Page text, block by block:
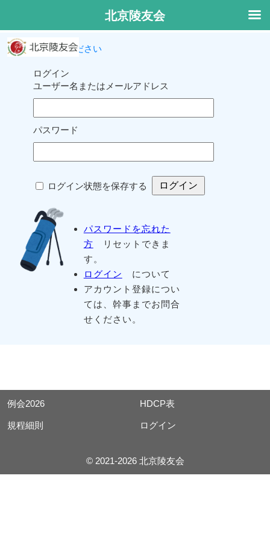
ログインしてください
ログイン
ユーザー名またはメールアドレス
パスワード
ログイン状態を保存する
パスワードを忘れた
方 リセットできま
す。
ログイン
について
アカウント登録につい
ては、幹事までお問合
せください。
例会2026 HDCP表
規程細則 ログイン
© 2021-2026 北京陵友会
北京陵友会